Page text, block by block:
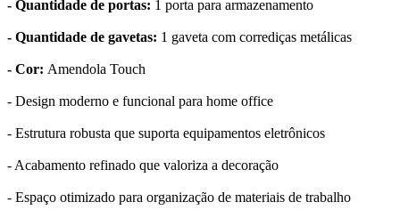
- Quantidade de portas: 1 porta para armazenamento
- Quantidade de gavetas: 1 gaveta com corrediças metálicas
- Cor: Amendola Touch
- Design moderno e funcional para home office
- Estrutura robusta que suporta equipamentos eletrônicos
- Acabamento refinado que valoriza a decoração
- Espaço otimizado para organização de materiais de trabalho